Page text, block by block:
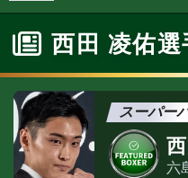
西田 凌佑
スーパー
六